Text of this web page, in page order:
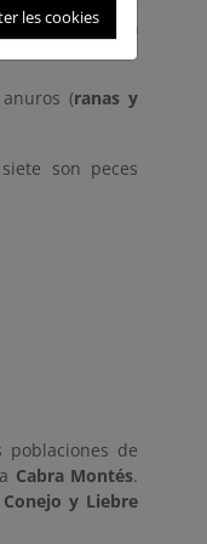
, laCulebrilla
(ranas y
son peces
de
Cabra Montés.
y Liebre
les cookies